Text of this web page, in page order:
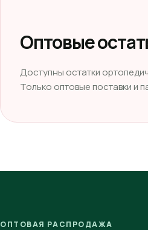
Оптовые
Доступны остатки
Только оптовые поставки и
ОПТОВАЯ РАСПРОДАЖА